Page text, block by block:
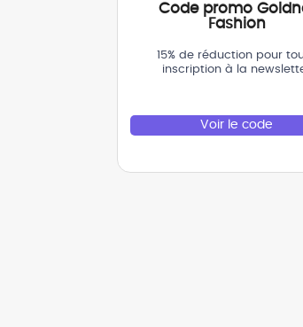
Code promo
Fashion
15% de réduction pour
inscription à la
Voir le code